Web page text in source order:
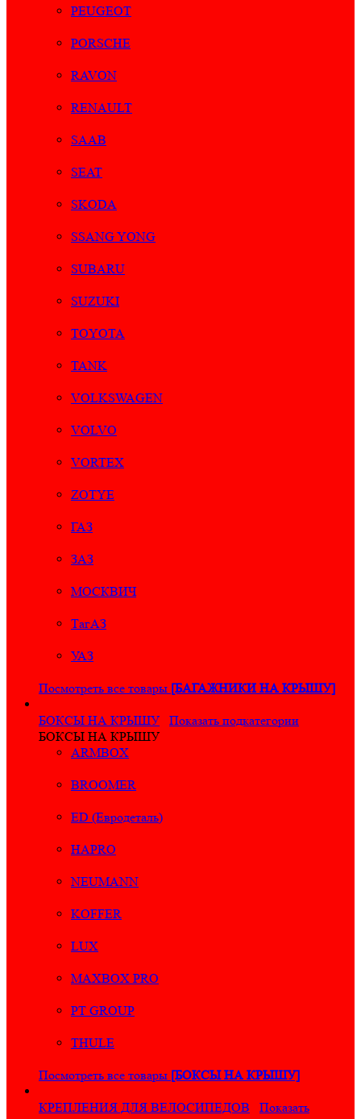
PEUGEOT
PORSCHE
RAVON
RENAULT
SAAB
SEAT
SKODA
SSANG YONG
SUBARU
SUZUKI
TOYOTA
TANK
VOLKSWAGEN
VOLVO
VORTEX
ZOTYE
ГАЗ
ЗАЗ
МОСКВИЧ
ТагАЗ
УАЗ
Посмотреть все товары [БАГАЖНИКИ НА КРЫШУ]
БОКСЫ НА КРЫШУ
Показать подкатегории
БОКСЫ НА КРЫШУ
ARMBOX
BROOMER
ED (Евродеталь)
HAPRO
NEUMANN
KOFFER
LUX
MAXBOX PRO
PT GROUP
THULE
Посмотреть все товары [БОКСЫ НА КРЫШУ]
КРЕПЛЕНИЯ ДЛЯ ВЕЛОСИПЕДОВ
Показать